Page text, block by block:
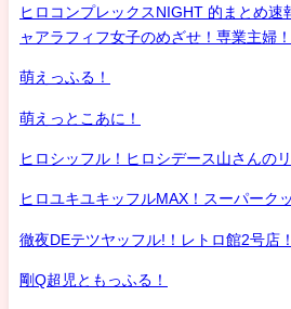
ヒロコンプレックスNIGHT 的まとめ速
ャアラフィフ女子のめざせ！専業主婦
萌えっふる！
萌えっとこあに！
ヒロシッフル！ヒロシデース山さんの
ヒロユキユキッフルMAX！スーパーク
徹夜DEテツヤッフル!！レトロ館2号店！
剛Q超児ともっふる！